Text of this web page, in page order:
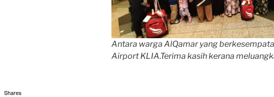
Antara warga AlQamar yang
Airport KLIA.Terima kasih kerana
Shares